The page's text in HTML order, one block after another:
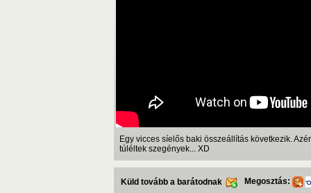
Egy vicces síelős baki összeállítás következik.
túléltek szegények... XD
Küld tovább a barátodnak Megosztás: